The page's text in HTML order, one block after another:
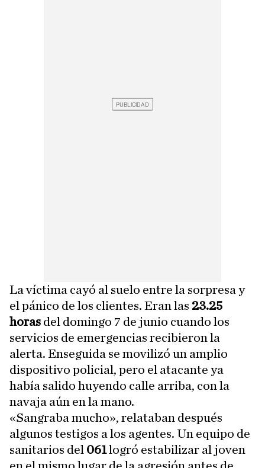
La víctima cayó al suelo entre la sorpresa y
el pánico de los clientes. Eran las 23.25
horas del domingo 7 de junio cuando los
servicios de emergencias recibieron la
alerta. Enseguida se movilizó un amplio
dispositivo policial, pero el atacante ya
había salido huyendo calle arriba, con la
navaja aún en la mano.
«Sangraba mucho», relataban después
algunos testigos a los agentes. Un equipo de
sanitarios del 061logró estabilizar al joven